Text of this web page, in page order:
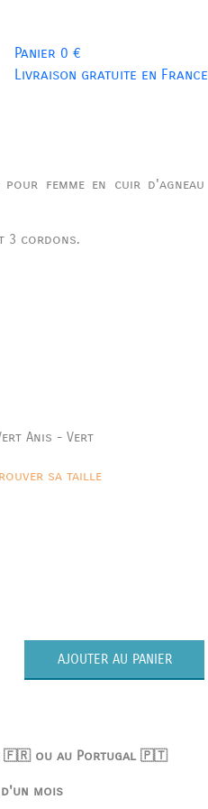
Panier 0 €
Livraison gratuite en France
femme en cuir d'agneau
3 cordons.
Anis - Vert
sa taille
AJOUTER AU PANIER
🇫🇷 ou au Portugal 🇵🇹
mois